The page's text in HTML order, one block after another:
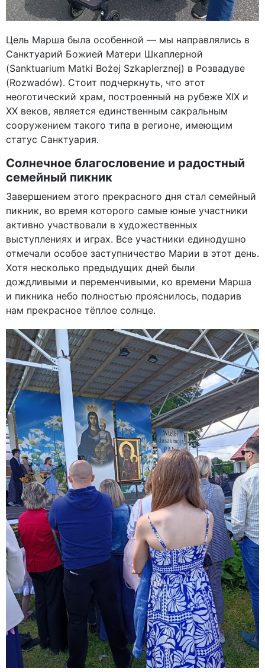
Цель Марша была особенной — мы направлялись в
Санктуарий Божией Матери Шкаплерной
(Sanktuarium Matki Bożej Szkaplerznej) в Розвадуве
(Rozwadów). Стоит подчеркнуть, что этот
неоготический храм, построенный на рубеже XIX и
XX веков, является единственным сакральным
сооружением такого типа в регионе, имеющим
статус Санктуария.
Солнечное благословение и радостный
семейный пикник
Завершением этого прекрасного дня стал семейный
пикник, во время которого самые юные участники
активно участвовали в художественных
выступлениях и играх. Все участники единодушно
отмечали особое заступничество Марии в этот день.
Хотя несколько предыдущих дней были
дождливыми и переменчивыми, ко времени Марша
и пикника небо полностью прояснилось, подарив
нам прекрасное тёплое солнце.